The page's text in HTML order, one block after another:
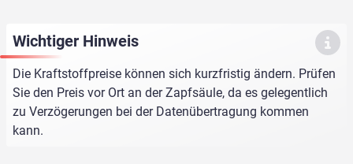
Wichtiger Hinweis
Die Kraftstoffpreise können sich kurzfristig ändern. Prüfen
Sie den Preis vor Ort an der Zapfsäule, da es gelegentlich
zu Verzögerungen bei der Datenübertragung kommen
kann.